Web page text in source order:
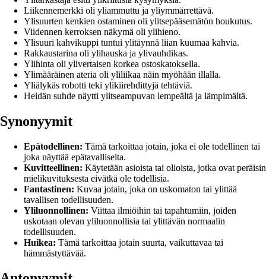
Liikennemerkki oli yliammuttu ja yliymmärrettävä.
Ylisuurten kenkien ostaminen oli ylitsepääsemätön houkutus.
Viidennen kerroksen näkymä oli ylihieno.
Ylisuuri kahvikuppi tuntui ylitäynnä liian kuumaa kahvia.
Rakkaustarina oli ylihauska ja ylivauhdikas.
Ylihinta oli ylivertaisen korkea ostoskatoksella.
Ylimääräinen ateria oli yliliikaa näin myöhään illalla.
Yliälykäs robotti teki ylikiirehdittyjä tehtäviä.
Heidän suhde näytti ylitseampuvan lempeältä ja lämpimältä.
Synonyymit
Epätodellinen: Tämä tarkoittaa jotain, joka ei ole todellinen tai
joka näyttää epätavalliselta.
Kuvitteellinen: Käytetään asioista tai olioista, jotka ovat peräisin
mielikuvituksesta eivätkä ole todellisia.
Fantastinen: Kuvaa jotain, joka on uskomaton tai ylittää
tavallisen todellisuuden.
Yliluonnollinen: Viittaa ilmiöihin tai tapahtumiin, joiden
uskotaan olevan yliluonnollisia tai ylittävän normaalin
todellisuuden.
Huikea: Tämä tarkoittaa jotain suurta, vaikuttavaa tai
hämmästyttävää.